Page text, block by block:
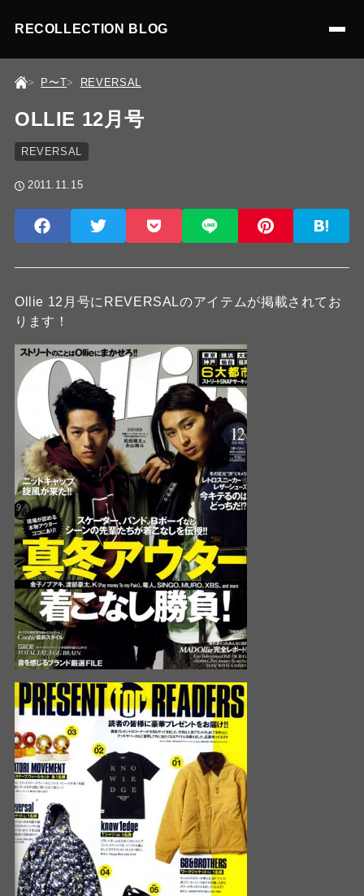
RECOLLECTION BLOG
P〜T REVERSAL
OLLIE 12月号
REVERSAL
2011.11.15
Ollie 12月号にREVERSALのアイテムが掲載されてお
ります！